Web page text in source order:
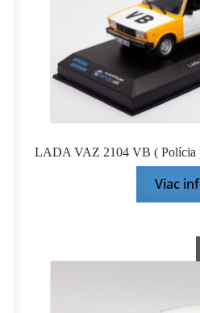
LADA VAZ 2104 VB ( Polícia
Viac